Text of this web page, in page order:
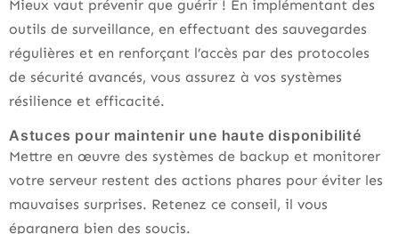
Mieux vaut prévenir que guérir ! En implémentant des
outils de surveillance, en effectuant des sauvegardes
régulières et en renforçant l’accès par des protocoles
de sécurité avancés, vous assurez à vos systèmes
résilience et efficacité.
Astuces pour maintenir une haute disponibilité
Mettre en œuvre des systèmes de backup et monitorer
votre serveur restent des actions phares pour éviter les
mauvaises surprises. Retenez ce conseil, il vous
épargnera bien des soucis.